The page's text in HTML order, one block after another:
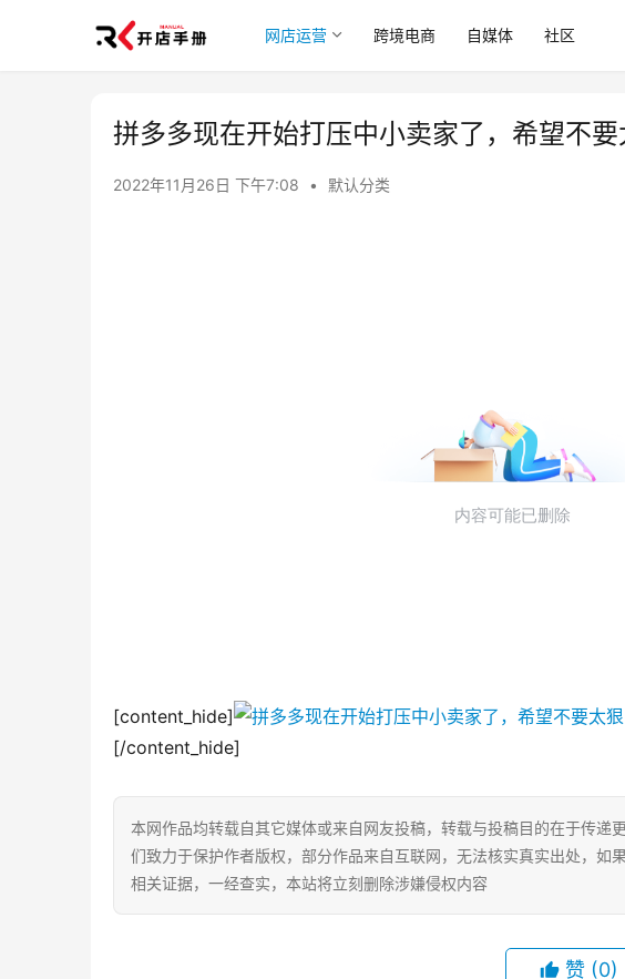
网店运营 跨境电商 自媒体 社区
拼多多现在开始打压中小卖家了，希望不
2022年11月26日 下午7:08 • 默认分类
[content_hide]
[/content_hide]
本网作品均转载自其它媒体或来自网友投稿，转载与投稿目的在于传递
们致力于保护作者版权，部分作品来自互联网，无法核实真实出处，如
相关证据，一经查实，本站将立刻删除涉嫌侵权内容
赞 (0)